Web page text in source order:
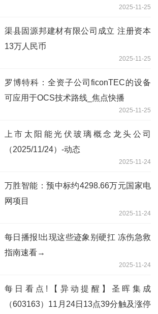
2025-11-25
渠县固源邦建材有限公司成立 注册资本
13万人民币
2025-11-25
罗博特科：全资子公司ficonTEC的设备
可应用于OCS技术路线_焦点快播
2025-11-25
上市太阳能光伏玻璃概念龙头公司
（2025/11/24）-动态
2025-11-24
万胜智能：预中标约4298.66万元国家电
网项目
2025-11-24
每日播报!出现这些迹象别硬扛 冻伤急救
指南速看→
2025-11-24
每日看点!【异动提醒】圣晖集成
（603163）11月24日13点39分触及涨停